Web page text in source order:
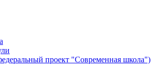
проект "Современная школа")